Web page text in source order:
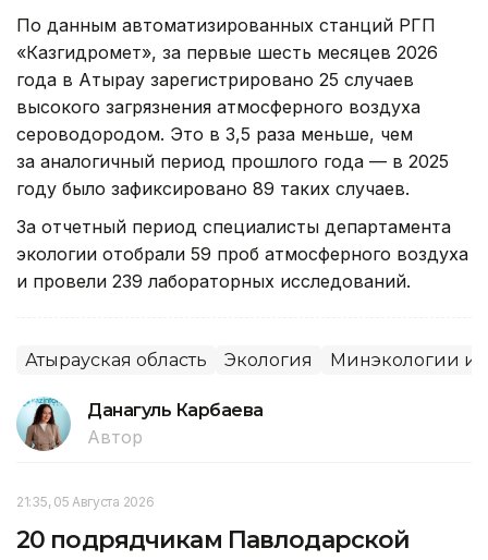
По данным автоматизированных станций РГП
«Казгидромет», за первые шесть месяцев 2026
года в Атырау зарегистрировано 25 случаев
высокого загрязнения атмосферного воздуха
сероводородом. Это в 3,5 раза меньше, чем
за аналогичный период прошлого года — в 2025
году было зафиксировано 89 таких случаев.
За отчетный период специалисты департамента
экологии отобрали 59 проб атмосферного воздуха
и провели 239 лабораторных исследований.
Атырауская область Экология Минэкологии и
Данагуль Карбаева
Автор
21:35, 05 Августа 2026
20 подрядчикам Павлодарской